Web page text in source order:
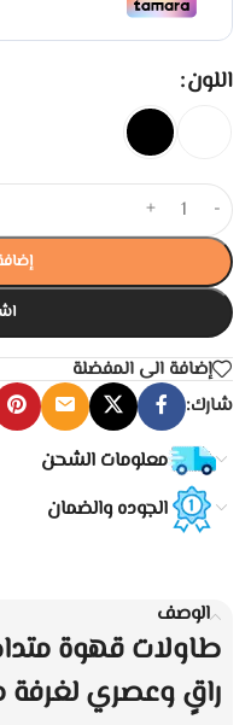
اللون
-
+
إضافة الى المفضلة
شارك:
معلومات الشحن
الجوده والضمان
الوصف
طاولات قهوة
راقٍ وعصري